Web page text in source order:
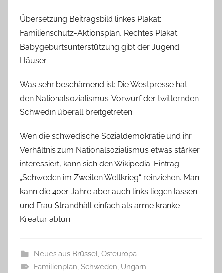
Übersetzung Beitragsbild linkes Plakat:
Familienschutz-Aktionsplan, Rechtes Plakat:
Babygeburtsunterstützung gibt der Jugend
Häuser
Was sehr beschämend ist: Die Westpresse hat
den Nationalsozialismus-Vorwurf der twitternden
Schwedin überall breitgetreten.
Wen die schwedische Sozialdemokratie und ihr
Verhältnis zum Nationalsozialismus etwas stärker
interessiert, kann sich den Wikipedia-Eintrag
„Schweden im Zweiten Weltkrieg“ reinziehen. Man
kann die 40er Jahre aber auch links liegen lassen
und Frau Strandhäll einfach als arme kranke
Kreatur abtun.
Neues aus Brüssel, Osteuropa
Familienplan, Schweden, Ungarn